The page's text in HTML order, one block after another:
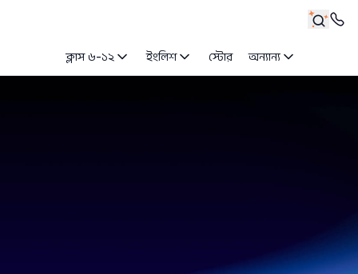
ক্লাস ৬-১২ ইংলিশ স্টোর অন্যান্য